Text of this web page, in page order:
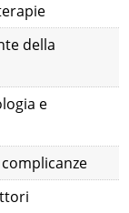
della
e